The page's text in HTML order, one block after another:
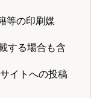
等の印刷媒
する場合も含
イトへの投稿